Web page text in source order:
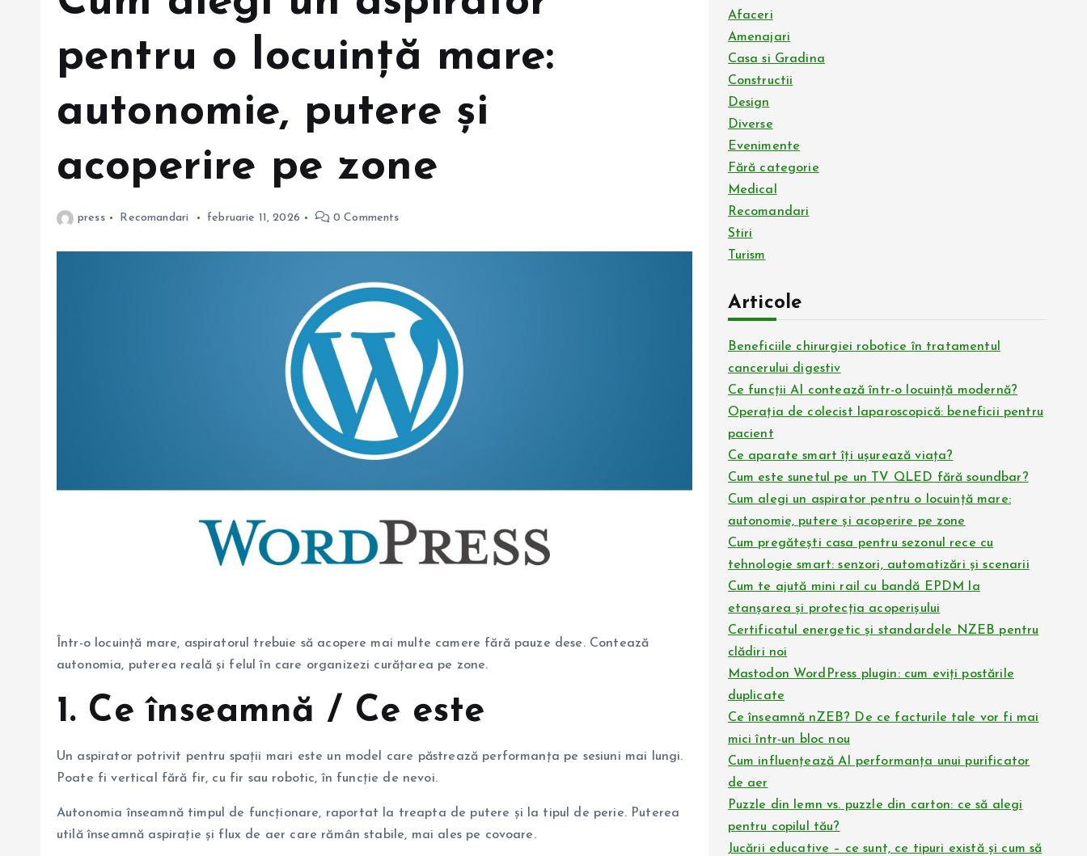
pentru o locuință mare:
autonomie, putere și
acoperire pe zone
press Recomandari februarie 11, 2026 0 Comments
Într-o locuință mare, aspiratorul trebuie să acopere mai multe camere fără pauze dese. Contează
autonomia, puterea reală și felul în care organizezi curățarea pe zone.
1. Ce înseamnă / Ce este
Un aspirator potrivit pentru spații mari este un model care păstrează performanța pe sesiuni mai lungi.
Poate fi vertical fără fir, cu fir sau robotic, în funcție de nevoi.
Autonomia înseamnă timpul de funcționare, raportat la treapta de putere și la tipul de perie. Puterea
utilă înseamnă aspirație și flux de aer care rămân stabile, mai ales pe covoare.
Afaceri
Amenajari
Casa si Gradina
Constructii
Design
Diverse
Evenimente
Fără categorie
Medical
Recomandari
Stiri
Turism
Articole
Beneficiile chirurgiei robotice în tratamentul
cancerului digestiv
Ce funcții AI contează într-o locuință modernă?
Operația de colecist laparoscopică: beneficii pentru
pacient
Ce aparate smart îți ușurează viața?
Cum este sunetul pe un TV QLED fără soundbar?
Cum alegi un aspirator pentru o locuință mare:
autonomie, putere și acoperire pe zone
Cum pregătești casa pentru sezonul rece cu
tehnologie smart: senzori, automatizări și scenarii
Cum te ajută mini rail cu bandă EPDM la
etanșarea și protecția acoperișului
Certificatul energetic și standardele NZEB pentru
clădiri noi
Mastodon WordPress plugin: cum eviți postările
duplicate
Ce înseamnă nZEB? De ce facturile tale vor fi mai
mici într-un bloc nou
Cum influențează AI performanța unui purificator
de aer
Puzzle din lemn vs. puzzle din carton: ce să alegi
pentru copilul tău?
Jucării educative – ce sunt, ce tipuri există și cum să